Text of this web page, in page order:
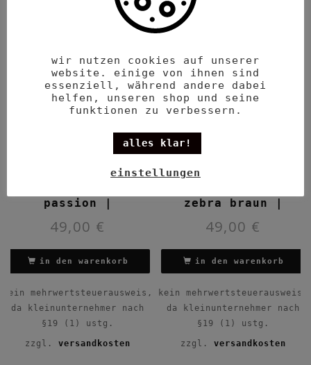
passion |
49,00 €
in den warenkorb
kein mehrwertsteuerausweis,
da kleinunternehmer nach
§19 (1) ustg.
zzgl. versandkosten
zebra braun |
49,00 €
in den warenkorb
kein mehrwertsteuerausweis,
da kleinunternehmer nach
§19 (1) ustg.
zzgl. versandkosten
wir nutzen cookies auf unserer
website. einige von ihnen sind
essenziell, während andere dabei
helfen, unseren shop und seine
funktionen zu verbessern.
alles klar!
einstellungen